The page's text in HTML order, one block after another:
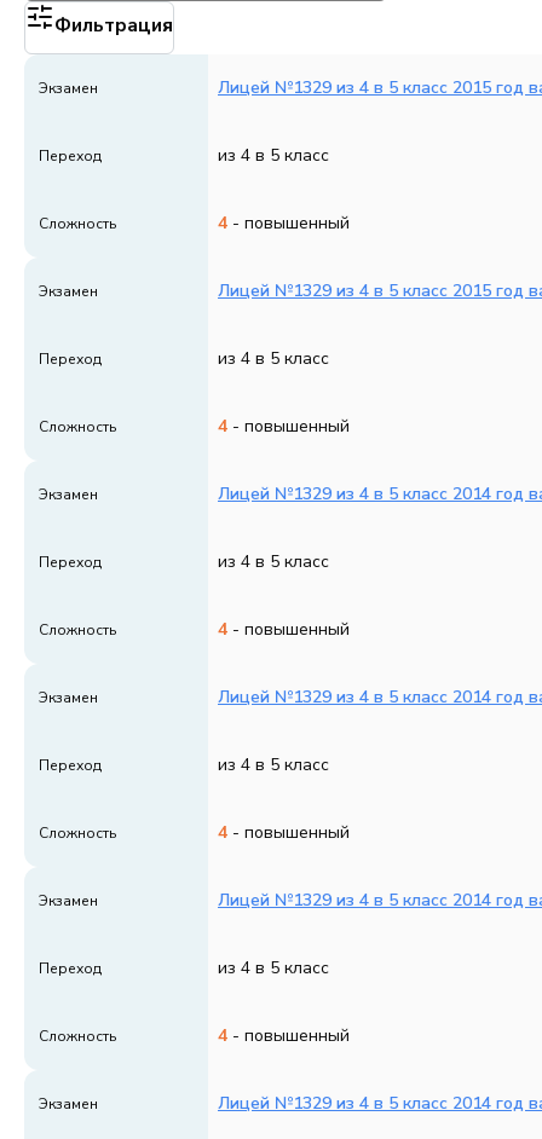
Фильтрация
Экзамен Лицей №1329 из 4 в 5 класс 2015 год
Переход из 4 в 5 класс
Сложность 4 - повышенный
Экзамен Лицей №1329 из 4 в 5 класс 2015 год
Переход из 4 в 5 класс
Сложность 4 - повышенный
Экзамен Лицей №1329 из 4 в 5 класс 2014 год
Переход из 4 в 5 класс
Сложность 4 - повышенный
Экзамен Лицей №1329 из 4 в 5 класс 2014 год
Переход из 4 в 5 класс
Сложность 4 - повышенный
Экзамен Лицей №1329 из 4 в 5 класс 2014 год
Переход из 4 в 5 класс
Сложность 4 - повышенный
Экзамен Лицей №1329 из 4 в 5 класс 2014 год